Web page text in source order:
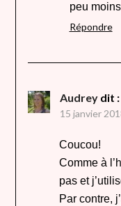
peu
Répondre
Audrey dit :
15 janvier
Coucou!
Comme à
pas et
Par contre,